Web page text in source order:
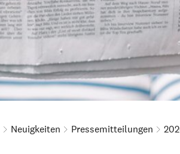
Neuigkeiten Pressemitteilungen